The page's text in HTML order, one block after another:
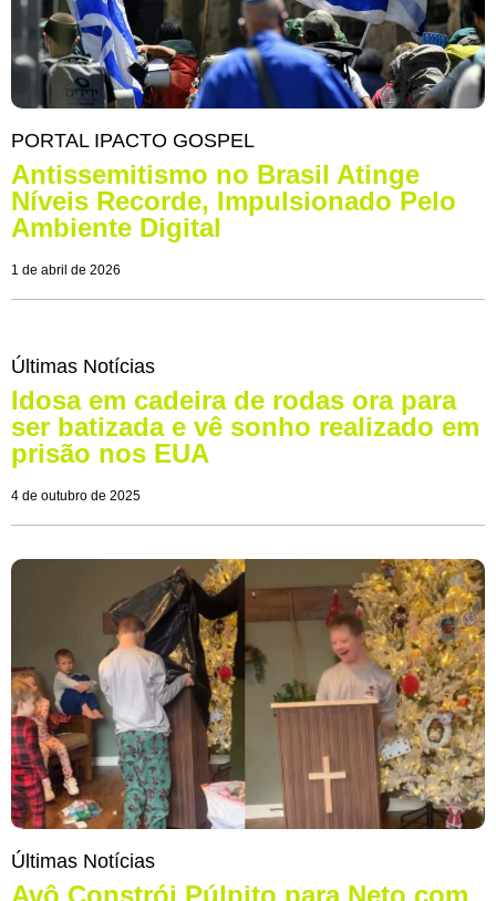
PORTAL IPACTO GOSPEL
Antissemitismo no Brasil Atinge
Níveis Recorde, Impulsionado Pelo
Ambiente Digital
1 de abril de 2026
Últimas Notícias
Idosa em cadeira de rodas ora para
ser batizada e vê sonho realizado em
prisão nos EUA
4 de outubro de 2025
Últimas Notícias